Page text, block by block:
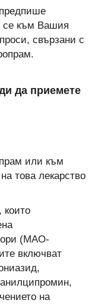
се към Вашия
свързани с
да приемете
или към
това лекарство
които
(МАО-
включват
на